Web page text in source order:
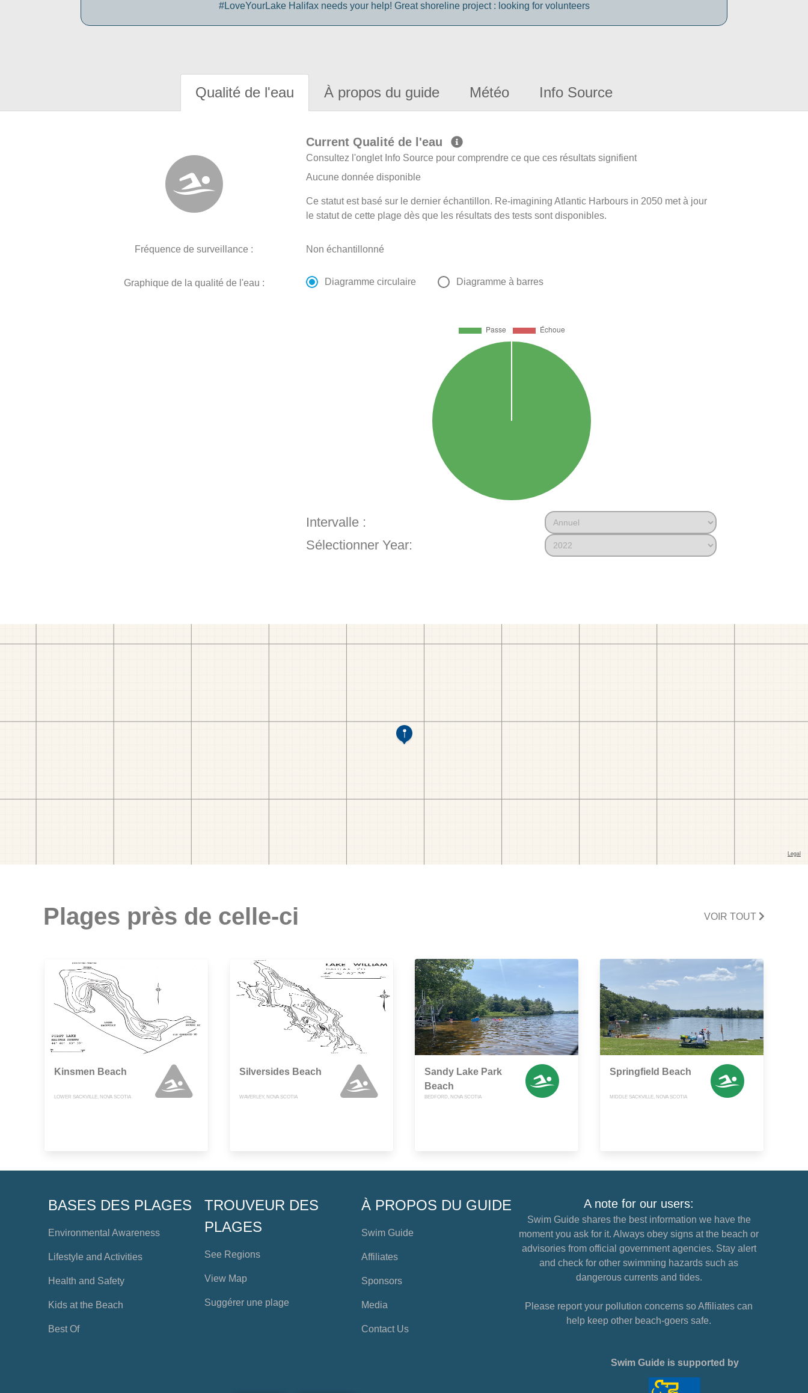
#LoveYourLake Halifax needs your help! Great shoreline project : looking for volunteers
Qualité de l'eau À propos du guide Météo Info Source
Current Qualité de l'eau
Consultez l'onglet Info Source pour comprendre ce que ces résultats signifient
Aucune donnée disponible
Ce statut est basé sur le dernier échantillon. Re-imagining Atlantic Harbours in 2050 met à jour
le statut de cette plage dès que les résultats des tests sont disponibles.
Fréquence de surveillance : Non échantillonné
Graphique de la qualité de l'eau : Diagramme circulaire Diagramme à barres
Intervalle :
Sélectionner Year:
Plages près de celle-ci VOIR TOUT
Kinsmen Beach
LOWER SACKVILLE, NOVA SCOTIA
Silversides Beach
WAVERLEY, NOVA SCOTIA
Sandy Lake Park
Beach
BEDFORD, NOVA SCOTIA
Springfield Beach
MIDDLE SACKVILLE, NOVA SCOTIA
BASES DES PLAGES
Environmental Awareness
Lifestyle and Activities
Health and Safety
Kids at the Beach
Best Of
TROUVEUR DES
PLAGES
See Regions
View Map
Suggérer une plage
À PROPOS DU GUIDE
Swim Guide
Affiliates
Sponsors
Media
Contact Us
A note for our users:
Swim Guide shares the best information we have the
moment you ask for it. Always obey signs at the beach or
advisories from official government agencies. Stay alert
and check for other swimming hazards such as
dangerous currents and tides.
Please report your pollution concerns so Affiliates can
help keep other beach-goers safe.
Swim Guide is supported by